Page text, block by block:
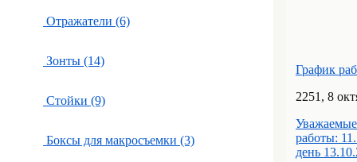
Отражатели (6)
Зонты (14)
Стойки (9)
Боксы для макросъемки (3)
График
2251 , 8
работы:
день